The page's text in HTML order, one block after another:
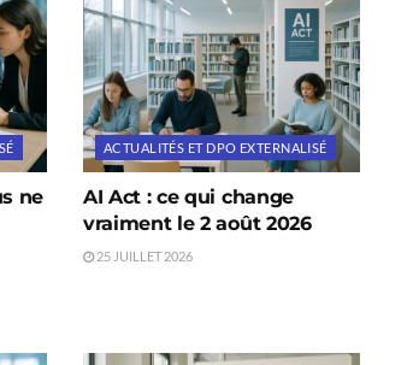
ne
ACTUALITÉS ET DPO EXTERNALISÉ
AI Act : ce qui change
vraiment le 2 août 2026
25 JUILLET 2026